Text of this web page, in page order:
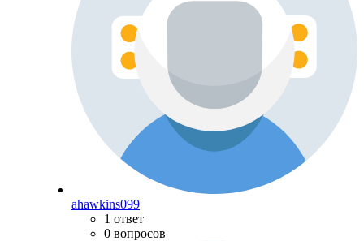
ahawkins099
1 ответ
0 вопросов